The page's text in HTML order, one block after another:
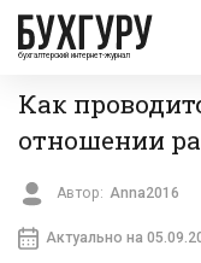
бухгалтерский интернет-журнал
Как
отношении
Автор: Anna2016
Актуально на